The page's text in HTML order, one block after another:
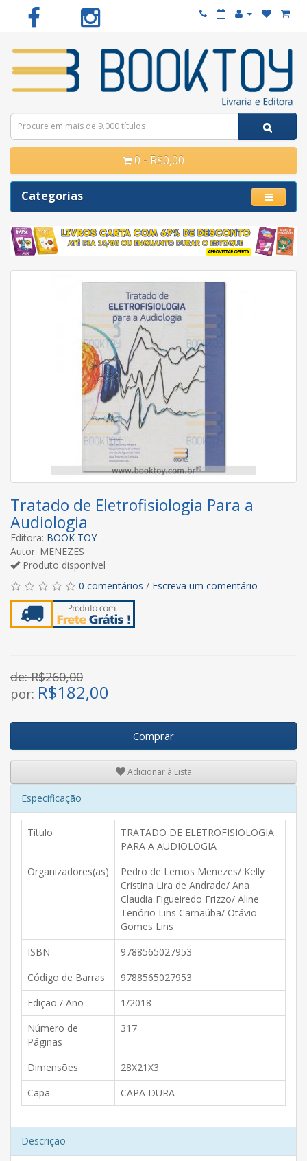
0 - R$0,00
Categorias
Tratado de Eletrofisiologia Para a
Audiologia
Editora: BOOK TOY
Autor: MENEZES
Produto disponível
0 comentários / Escreva um comentário
de: R$260,00
por: R$182,00
Comprar
Adicionar à Lista
Especificação
Título
TRATADO DE ELETROFISIOLOGIA
PARA A AUDIOLOGIA
Organizadores(as)
Pedro de Lemos Menezes/ Kelly
Cristina Lira de Andrade/ Ana
Claudia Figueiredo Frizzo/ Aline
Tenório Lins Carnaúba/ Otávio
Gomes Lins
ISBN
9788565027953
Código de Barras
9788565027953
Edição / Ano
1/2018
Número de
Páginas
317
Dimensões
28X21X3
Capa
CAPA DURA
Descrição